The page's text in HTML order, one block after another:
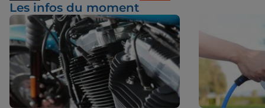
Les infos du moment